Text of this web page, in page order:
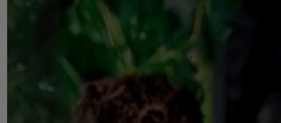
Siz uchun
Biznes uchun